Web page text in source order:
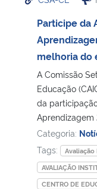
Participe da
melhoria do
A Comissão
Educação
da
Aprendizagem
Categoria:
Tags:
AVALIAÇÃO
CENTRO DE